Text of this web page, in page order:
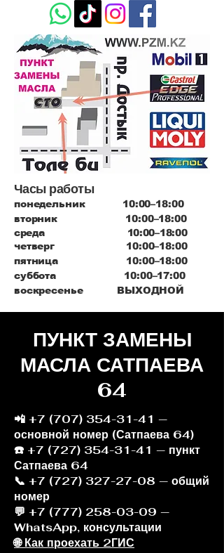
Часы работы
понедельник 10:00–18:00
вторник 10:00–18:00
среда 10:00–18:00
четверг 10:00–18:00
пятница 10:00–18:00
суббота 10:00–17:00
воскресенье ВЫХОДНОЙ
ПУНКТ ЗАМЕНЫ
МАСЛА САТПАЕВА
64
📲 +7 (707) 354-31-41 —
основной номер (Сатпаева 64)
☎️ +7 (727) 354-31-41 — пункт
Сатпаева 64
📞 +7 (727) 327-27-08 — общий
номер
💬 +7 (777) 258-03-09 —
WhatsApp, консультации
🌐 Как проехать 2ГИС